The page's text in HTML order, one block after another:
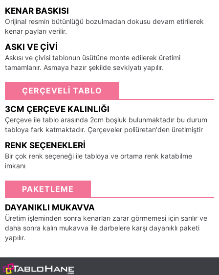
KENAR BASKISI
Orijinal resmin bütünlüğü bozulmadan dokusu devam etirilerek
kenar payları verilir.
ASKI VE ÇIVI
Askısı ve çivisi tablonun üsütüne monte edilerek üretimi
tamamlanır. Asmaya hazır şekilde sevkiyatı yapılır.
ÇERÇEVELİ TABLO
3CM ÇERÇEVE KALINLIĞI
Çerçeve ile tablo arasında 2cm boşluk bulunmaktadır bu durum
tabloya fark katmaktadır. Çerçeveler poliüretan'den üretlmiştir
RENK SEÇENEKLERI
Bir çok renk seçeneği ile tabloya ve ortama renk katabilme
imkanı
PAKETLEME
DAYANIKLI MUKAVVA
Üretim işleminden sonra kenarları zarar görmemesi için sarılır ve
daha sonra kalın mukavva ile darbelere karşı dayanıklı paketi
yapılır.